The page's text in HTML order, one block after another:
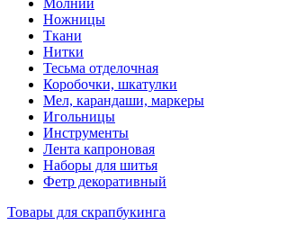
Молнии
Ножницы
Ткани
Нитки
Тесьма отделочная
Коробочки, шкатулки
Мел, карандаши, маркеры
Игольницы
Инструменты
Лента капроновая
Наборы для шитья
Фетр декоративный
Товары для скрапбукинга